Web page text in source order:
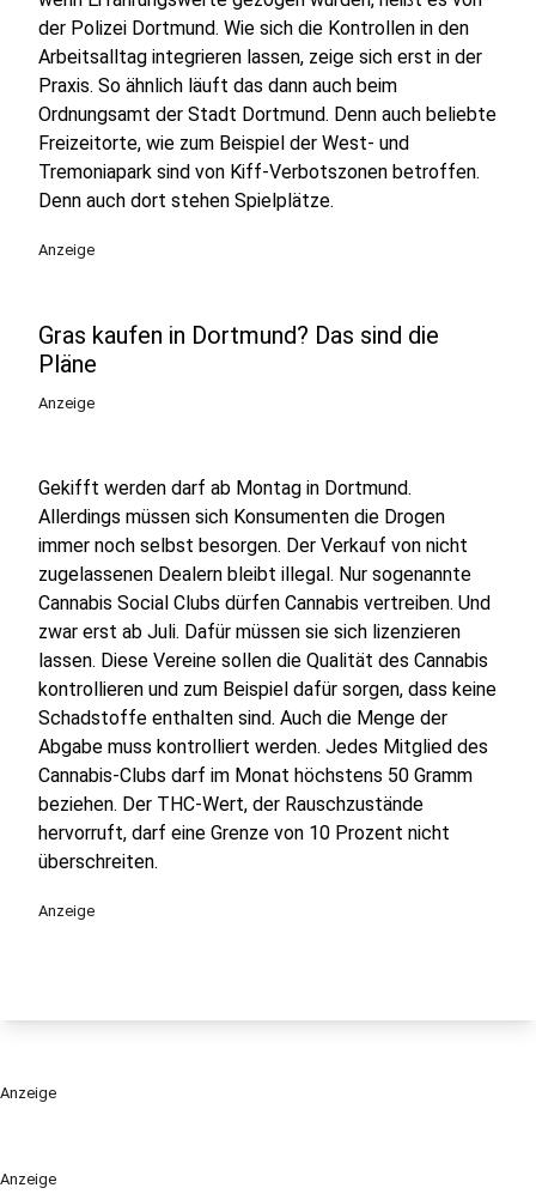
Anzeige
der Polizei Dortmund. Wie sich die Kontrollen in den
Arbeitsalltag integrieren lassen, zeige sich erst in der
Praxis. So ähnlich läuft das dann auch beim
Ordnungsamt der Stadt Dortmund. Denn auch beliebte
Freizeitorte, wie zum Beispiel der West- und
Tremoniapark sind von Kiff-Verbotszonen betroffen.
Denn auch dort stehen Spielplätze.
Anzeige
Gras kaufen in Dortmund? Das sind die
Pläne
Anzeige
Gekifft werden darf ab Montag in Dortmund.
Allerdings müssen sich Konsumenten die Drogen
immer noch selbst besorgen. Der Verkauf von nicht
zugelassenen Dealern bleibt illegal. Nur sogenannte
Cannabis Social Clubs dürfen Cannabis vertreiben. Und
zwar erst ab Juli. Dafür müssen sie sich lizenzieren
lassen. Diese Vereine sollen die Qualität des Cannabis
kontrollieren und zum Beispiel dafür sorgen, dass keine
Schadstoffe enthalten sind. Auch die Menge der
Abgabe muss kontrolliert werden. Jedes Mitglied des
Cannabis-Clubs darf im Monat höchstens 50 Gramm
beziehen. Der THC-Wert, der Rauschzustände
hervorruft, darf eine Grenze von 10 Prozent nicht
überschreiten.
Anzeige
Anzeige